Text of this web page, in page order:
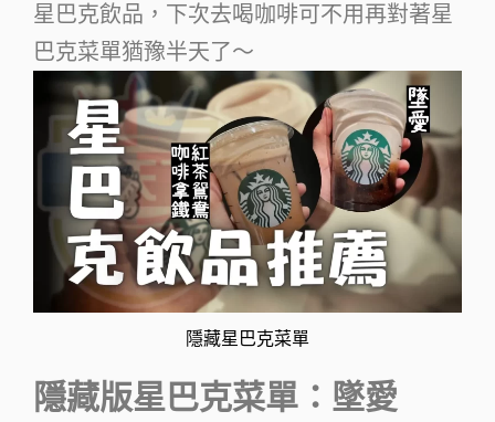
星巴克飲品，下次去喝咖啡可不用再對著星
巴克菜單猶豫半天了～
隱藏星巴克菜單
隱藏版星巴克菜單：墜愛